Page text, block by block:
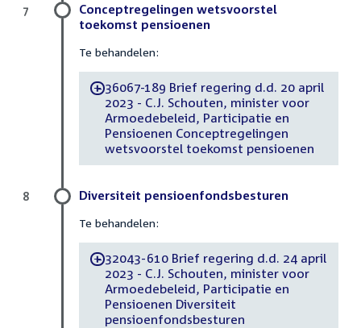
Conceptregelingen wetsvoorstel
toekomst pensioenen
Te behandelen:
-36067-189 Brief regering d.d. 20 april
2023 - C.J. Schouten, minister voor
Armoedebeleid, Participatie en
Pensioenen Conceptregelingen
wetsvoorstel toekomst pensioenen
7
Diversiteit pensioenfondsbesturen
Te behandelen:
-32043-610 Brief regering d.d. 24 april
2023 - C.J. Schouten, minister voor
Armoedebeleid, Participatie en
Pensioenen Diversiteit
pensioenfondsbesturen
8